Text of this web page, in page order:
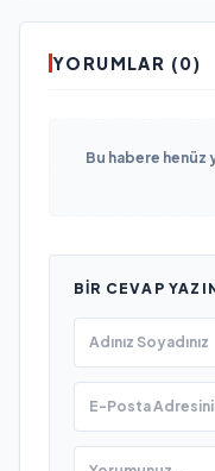
YORUMLAR (0)
Bu habere henüz
BIR CEVAP